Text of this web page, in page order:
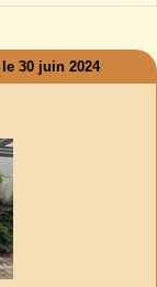
30 juin 2024